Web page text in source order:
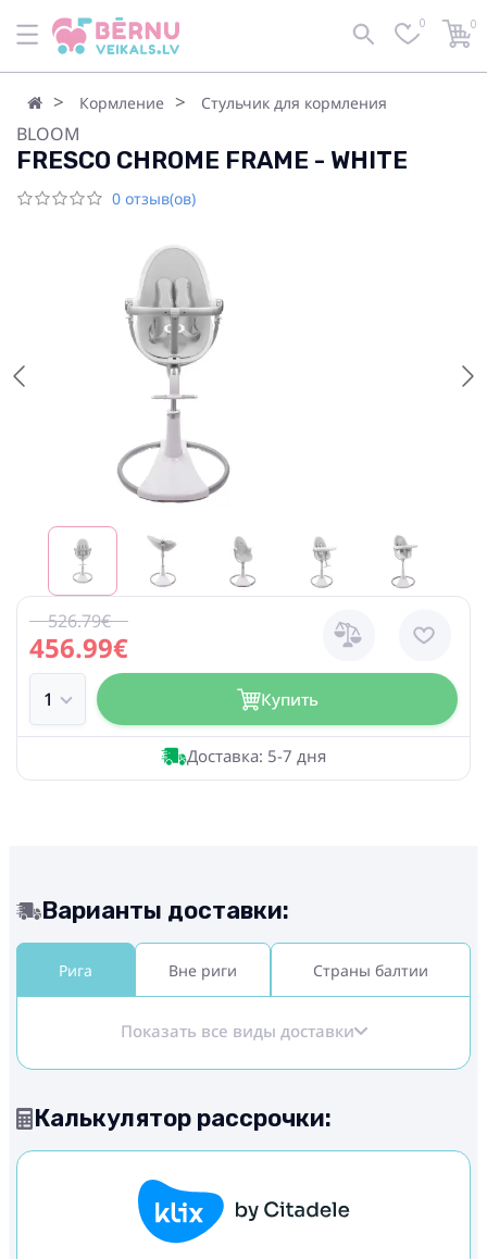
0 0
Кормление Стульчик для кормления
BLOOM
FRESCO CHROME FRAME - WHITE
0 отзыв(ов)
456.99€
526.79€
Купить
Доставка: 5-7 дня
Варианты доставки:
Рига Вне риги Страны балтии
Показать все виды доставки
Калькулятор рассрочки: